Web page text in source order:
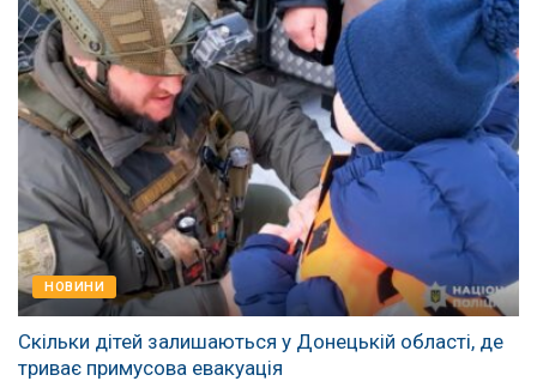
НОВИНИ
Скільки дітей залишаються у Донецькій області, де
триває примусова евакуація